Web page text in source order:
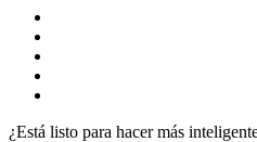
¿Está listo para hacer más